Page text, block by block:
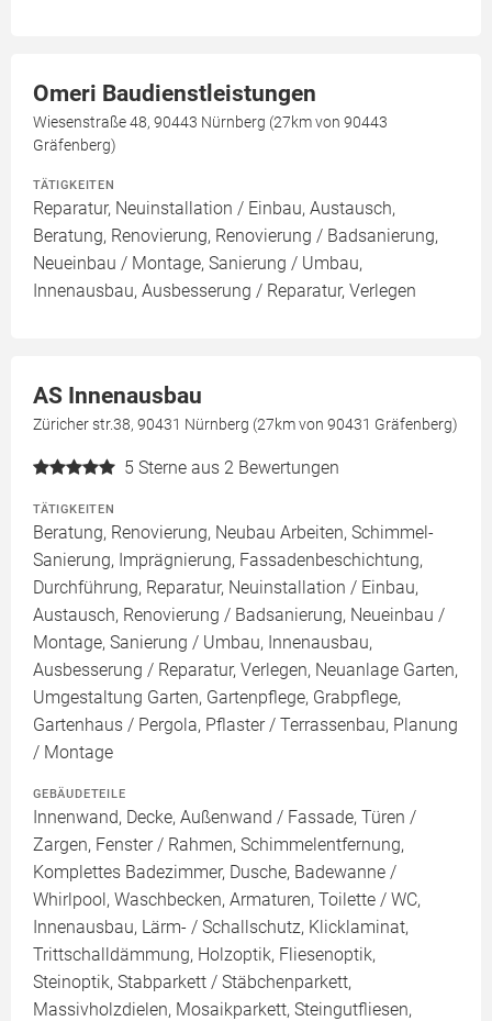
Omeri Baudienstleistungen
Wiesenstraße 48, 90443 Nürnberg (27km von 90443
Gräfenberg)
TÄTIGKEITEN
Reparatur, Neuinstallation / Einbau, Austausch,
Beratung, Renovierung, Renovierung / Badsanierung,
Neueinbau / Montage, Sanierung / Umbau,
Innenausbau, Ausbesserung / Reparatur, Verlegen
AS Innenausbau
Züricher str.38, 90431 Nürnberg (27km von 90431 Gräfenberg)
5 Sterne aus 2 Bewertungen
TÄTIGKEITEN
Beratung, Renovierung, Neubau Arbeiten, Schimmel-
Sanierung, Imprägnierung, Fassadenbeschichtung,
Durchführung, Reparatur, Neuinstallation / Einbau,
Austausch, Renovierung / Badsanierung, Neueinbau /
Montage, Sanierung / Umbau, Innenausbau,
Ausbesserung / Reparatur, Verlegen, Neuanlage Garten,
Umgestaltung Garten, Gartenpflege, Grabpflege,
Gartenhaus / Pergola, Pflaster / Terrassenbau, Planung
/ Montage
GEBÄUDETEILE
Innenwand, Decke, Außenwand / Fassade, Türen /
Zargen, Fenster / Rahmen, Schimmelentfernung,
Komplettes Badezimmer, Dusche, Badewanne /
Whirlpool, Waschbecken, Armaturen, Toilette / WC,
Innenausbau, Lärm- / Schallschutz, Klicklaminat,
Trittschalldämmung, Holzoptik, Fliesenoptik,
Steinoptik, Stabparkett / Stäbchenparkett,
Massivholzdielen, Mosaikparkett, Steingutfliesen,